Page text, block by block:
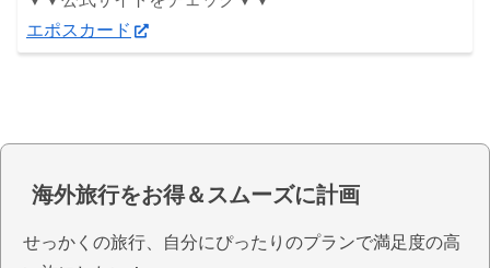
エポスカード
海外旅行をお得＆スムーズに計画
せっかくの旅行、自分にぴったりのプランで満足度の高